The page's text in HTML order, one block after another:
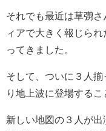
それでも最近は草彅
ィアで大きく報じら
ってきました。
そして、ついに３人
り地上波に登場するこ
新しい地図の３人が